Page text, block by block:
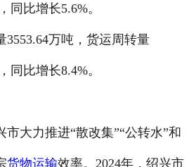
同比增长5.6%。
3553.64万吨，货运周转量
同比增长8.4%。
大力推进“散改集”“公转水”和
货物运输效率。2024年，绍兴市